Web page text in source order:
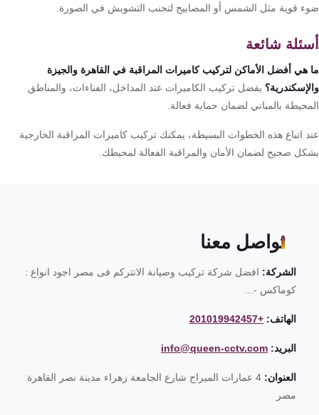
قوية مثل الشمس أو المصابيح لتجنب التشويش في الصورة.
شائعة
هي أفضل الأماكن لتركيب كاميرات المراقبة في القاهرة والجيزة
يفضل تركيب الكاميرات عند المداخل، الفناءات، والمناطق
بالمباني لضمان حماية فعالة.
اتباع هذه الخطوات البسيطة، يمكنك تركيب كاميرات المراقبة الخارجية
صحيح لضمان الأمان والمراقبة الفعالة لمحيطك.
تواصل معنا
الشركة:افضل شركة تركيب وصيانة الانتركم فى مصر اجود انواع :
كوماكس -...
الهاتف: +201019942457
البريد: info@queen-cctv.com
العنوان:
4 عمارات الميراج شارع الجامعة زهراء مدينة نصر القاهرة
مصر